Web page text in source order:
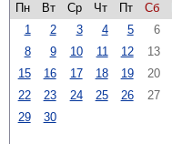
Пн
Вт Ср Чт Пт Сб
1
2 3 4 5 6
8
9 10 11 12 13
15
16 17 18 19 20
22
23 24 25 26 27
29
30